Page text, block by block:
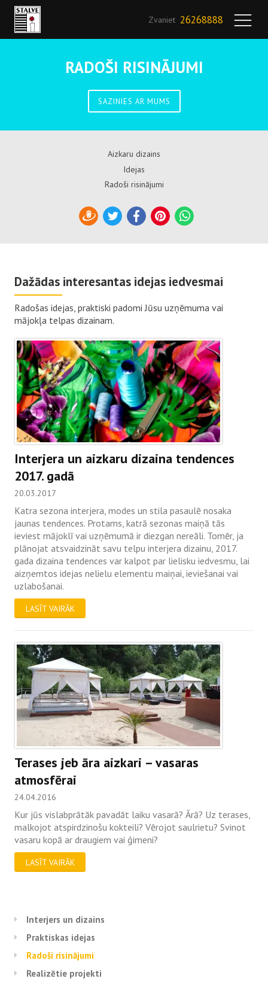
Zvaniet 26268888
RADOŠI RISINĀJUMI
SAZINIES AR MUMS
Aizkaru dizains
Idejas
Radoši risinājumi
DraugiemTwitterFacebookPinterestWhatsApp
Interjers un dizains
Praktiskas idejas
Radoši risinājumi
Realizētie projekti
Dažādas interesantas idejas iedvesmai
Radošas idejas, praktiski padomi Jūsu uzņēmuma vai
mājokļa telpas dizainam.
Interjera un aizkaru dizaina tendences
2017. gadā
20.03.2017
Katra sezona interjera, modes un stila pasaulē nosaka
jaunas tendences. Protams, katrā sezonas maiņā tās
ieviest mājoklī vai uzņēmumā ir diezgan nereāli. Tomēr, ja
plānojat atsvaidzināt savu telpu interjera dizainu, 2017.
gada dizaina tendences var kalpot par lielisku iedvesmu, lai
aizņemtos idejas nelielu elementu maiņai, ieviešanai vai
uzlabošanai.
LASĪT VAIRĀK
Terases jeb āra aizkari – vasaras
atmosfērai
24.04.2016
Kur jūs vislabprātāk pavadāt laiku vasarā? Ārā? Uz terases,
malkojot atspirdzinošu kokteili? Vērojot saulrietu? Svinot
vasaru kopā ar draugiem vai ģimeni?
LASĪT VAIRĀK